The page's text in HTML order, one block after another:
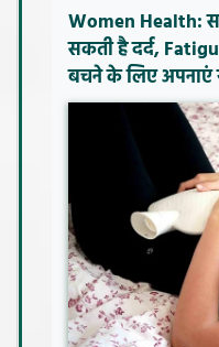
Women Health:
सकती है दर्द,
बचने के लिए